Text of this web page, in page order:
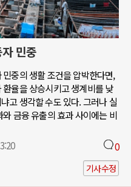
민중
중의 생활 조건을 압박한다면,
율을 상승시키고 생계비를 낮
고 생각할 수도 있다. 그러나 실
금융 유출의 효과 사이에는 비
0
기사수정